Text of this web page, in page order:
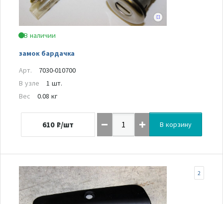
В наличии
замок бардачка
Арт.
7030-010700
В узле
1 шт.
Вес
0.08 кг
610 ₽/шт В корзину
2